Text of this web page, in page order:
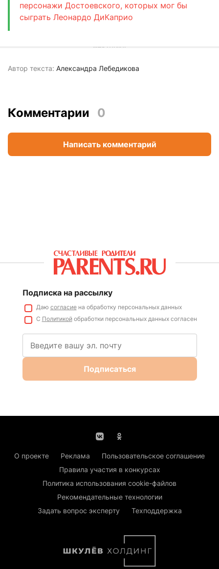
персонажи Достоевского, которых мог бы
сыграть Леонардо ДиКаприо
Автор текста: Александра Лебедикова
Комментарии 0
Написать комментарий
Подписка на рассылку
Даю согласиена обработку персональных данных
С Политикойобработки персональных данных согласен
Подписаться
О проекте Реклама
Пользовательское соглашение
Правила участия в конкурсах
Политика использования cookie-файлов
Рекомендательные технологии
Задать вопрос эксперту
Техподдержка